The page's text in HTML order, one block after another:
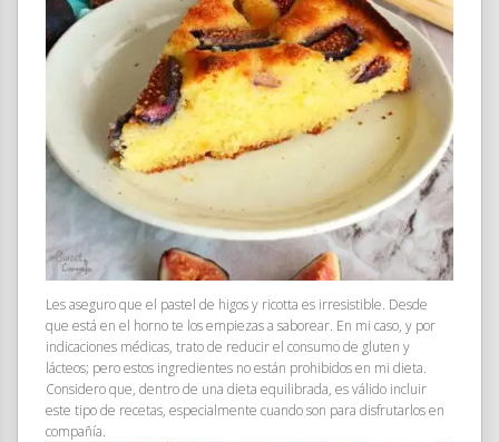
Les aseguro que el pastel de higos y ricotta es irresistible. Desde
que está en el horno te los empiezas a saborear. En mi caso, y por
indicaciones médicas, trato de reducir el consumo de gluten y
lácteos; pero estos ingredientes no están prohibidos en mi dieta.
Considero que, dentro de una dieta equilibrada, es válido incluir
este tipo de recetas, especialmente cuando son para disfrutarlos en
compañía.